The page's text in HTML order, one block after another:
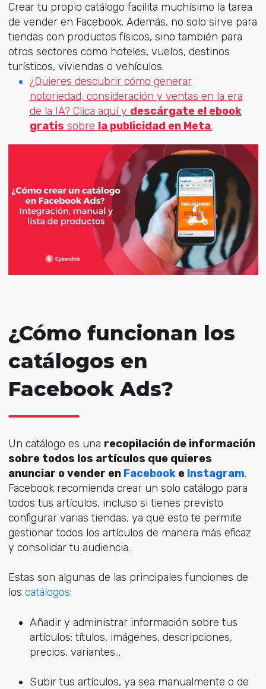
Crear tu propio catálogo facilita muchísimo la tarea
de vender en Facebook. Además, no solo sirve para
tiendas con productos físicos, sino también para
otros sectores como hoteles, vuelos, destinos
turísticos, viviendas o vehículos.
¿Quieres descubrir cómo generar
notoriedad, consideración y ventas en la era
de la IA? Clica aquí y descárgate el ebook
gratis sobre la publicidad en Meta.
¿Cómo funcionan los
catálogos en
Facebook Ads?
Un catálogo es una recopilación de información
sobre todos los artículos que quieres
anunciar o vender en Facebooke Instagram.
Facebook recomienda crear un solo catálogo para
todos tus artículos, incluso si tienes previsto
configurar varias tiendas, ya que esto te permite
gestionar todos los artículos de manera más eficaz
y consolidar tu audiencia.
Estas son algunas de las principales funciones de
los catálogos:
Añadir y administrar información sobre tus
artículos: títulos, imágenes, descripciones,
precios, variantes...
Subir tus artículos, ya sea manualmente o de